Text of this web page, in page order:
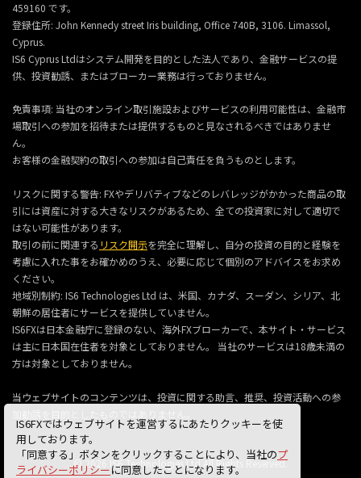
IS6FXではウェブサイトを運営するにあたりクッキーを使
用しております。
「同意する」ボタンをクリックすることにより、当社のプ
ライバシーポリシーに同意したことになります。
459160 です。
登録住所: John Kennedy street Iris building, Office 740B, 3106. Limassol,
Cyprus.
IS6 Cyprus Ltdはシステム開発を目的とした法人であり、金融サービスの提
供、投資勧誘、またはブローカー業務は行っておりません。
免責事項: 当社のオンライン取引施設およびサービスの利用可能性は、金融市
場取引への参加を招待または提供するものと見なされるべきではありませ
ん。
お客様の金融契約の取引への参加は自己責任を負うものとします。
リスクに関する警告: FXやデリバティブなどのレバレッジがかかった商品の取
引には資産に対する大きなリスクがあるため、全ての投資家に対して適切で
はない可能性があります。
取引の前に関連する リスク開示を完全に理解し、自分の投資の目的と経験を
考慮に入れた事をお確かめのうえ、必要に応じて個別のアドバイスをお求め
ください。
地域別制約: IS6 Technologies Ltd は、米国、カナダ、スーダン、シリア、北
朝鮮の居住者にサービスを提供していません。
IS6FXは日本金融庁に登録のない、海外FXブローカーで、本サイト・サービス
は主に日本国在住者を対象としておりません。 当社のサービスは18歳未満の
方は対象としておりません。
当ウェブサイトのコンテンツは、投資に関する助言、推奨、投資活動への参
© 2026 IS6 Technologies Ltd All Rights Reserved.